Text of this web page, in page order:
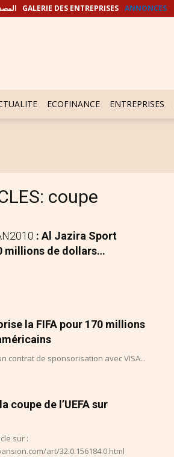
GALERIE DES ENTREPRISES ANNONCES
ECOFINANCE ENTREPRISES
coupe
: Al Jazira Sport
millions de dollars…
la FIFA pour 170 millions
contrat de sponsorisation avec VISA...
coupe de l’UEFA sur
sur :
art/32.0.156184.0.html